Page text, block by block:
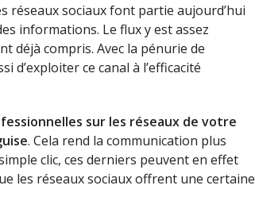
réseaux sociaux font partie aujourd’hui
informations. Le flux y est assez
déjà compris. Avec la pénurie de
ce canal à l’efficacité
sur les réseaux de votre
. Cela rend la communication plus
clic, ces derniers peuvent en effet
les réseaux sociaux offrent une certaine